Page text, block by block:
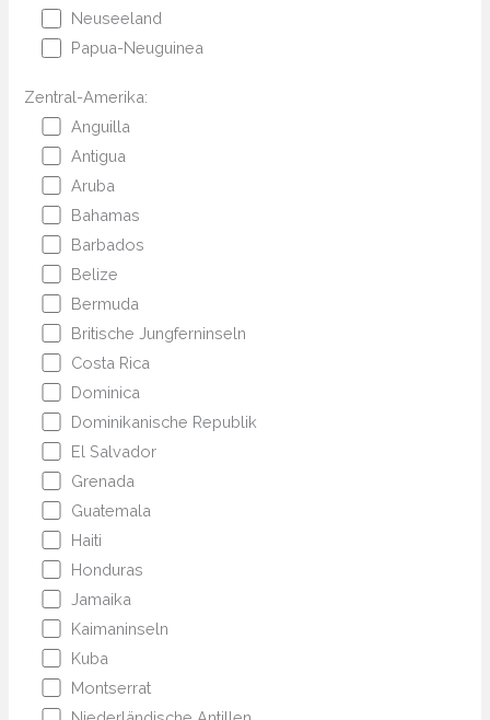
Neuseeland
Papua-Neuguinea
Zentral-Amerika:
Anguilla
Antigua
Aruba
Bahamas
Barbados
Belize
Bermuda
Britische Jungferninseln
Costa Rica
Dominica
Dominikanische Republik
El Salvador
Grenada
Guatemala
Haiti
Honduras
Jamaika
Kaimaninseln
Kuba
Montserrat